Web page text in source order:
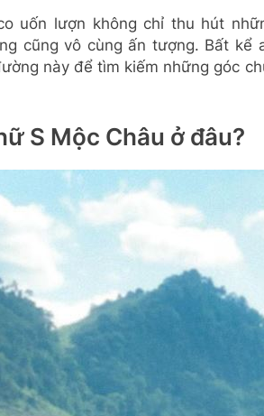
uốn lượn không chỉ thu hút
cũng vô cùng ấn tượng. Bất kể
này để tìm kiếm những góc
S Mộc Châu ở đâu?